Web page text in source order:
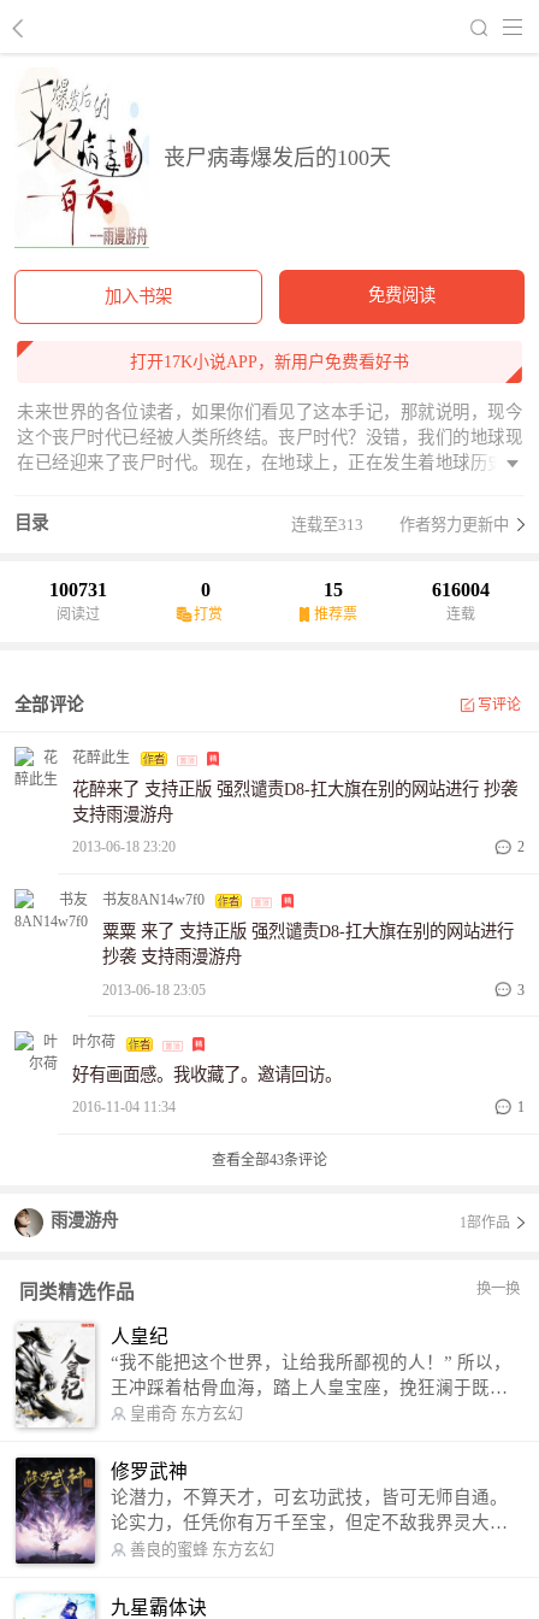
丧尸病毒爆发后的100天
加入书架 免费阅读
打开17K小说APP，新用户免费看好书
未来世界的各位读者，如果你们看见了这本手记，那就说明，现今
这个丧尸时代已经被人类所终结。丧尸时代？没错，我们的地球现
在已经迎来了丧尸时代。现在，在地球上，正在发生着地球历史上
（H9N9型禽流感病毒）的爆发，而主要被灭绝的对象，就是我们人
类。地球上的人类还剩多少？我不知道，我只知道凭自己最大的努
准备把这100天来发生的事情记录下来。如果这将成为我的遗言，那
我想在这里说，老婆，各位兄弟姐妹，我爱你们！龙飞（生于中国
目录 连载至313 作者努力更新中
100731
阅读过
0
打赏
15
推荐票
616004
连载
全部评论 写评论
花醉此生
花醉来了 支持正版 强烈谴责D8-扛大旗在别的网站进行 抄袭
支持雨漫游舟
2013-06-18 23:20 2
书友8AN14w7f0
粟粟 来了 支持正版 强烈谴责D8-扛大旗在别的网站进行
抄袭 支持雨漫游舟
2013-06-18 23:05 3
叶尔荷
好有画面感。我收藏了。邀请回访。
2016-11-04 11:34 1
查看全部43条评论
雨漫游舟 1部作品
同类精选作品 换一换
人皇纪
“我不能把这个世界，让给我所鄙视的人！” 所以，
王冲踩着枯骨血海，踏上人皇宝座，挽狂澜于既
倒，扶大厦之将倾，成就了一段无上的传说！ 微信
微博：皇甫奇（地址：http://weibo.com/u/25284575
87） QQ交流群：320238210【普通群】 574501330
【VIP订阅群】 欢迎大家关注。
皇甫奇 东方玄幻
修罗武神
论潜力，不算天才，可玄功武技，皆可无师自通。
论实力，任凭你有万千至宝，但定不敌我界灵大
军。 我是谁？天下众生视我为修罗，却不知，我以
信公众号：善良的蜜蜂后援会）
善良的蜜蜂 东方玄幻
九星霸体诀